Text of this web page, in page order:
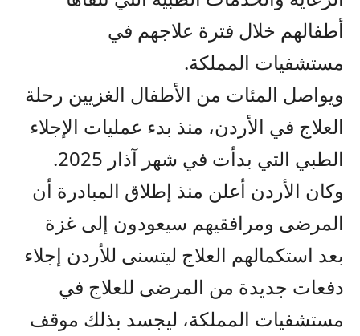
أطفالهم خلال فترة علاجهم في
مستشفيات المملكة.
ويواصل المئات من الأطفال الغزيين رحلة
العلاج في الأردن، منذ بدء عمليات الإجلاء
الطبي التي بدأت في شهر آذار 2025.
وكان الأردن أعلن منذ إطلاق المبادرة أن
المرضى ومرافقيهم سيعودون إلى غزة
بعد استكمالهم العلاج ليتسنى للأردن إجلاء
دفعات جديدة من المرضى للعلاج في
مستشفيات المملكة، ليجسد بذلك موقف